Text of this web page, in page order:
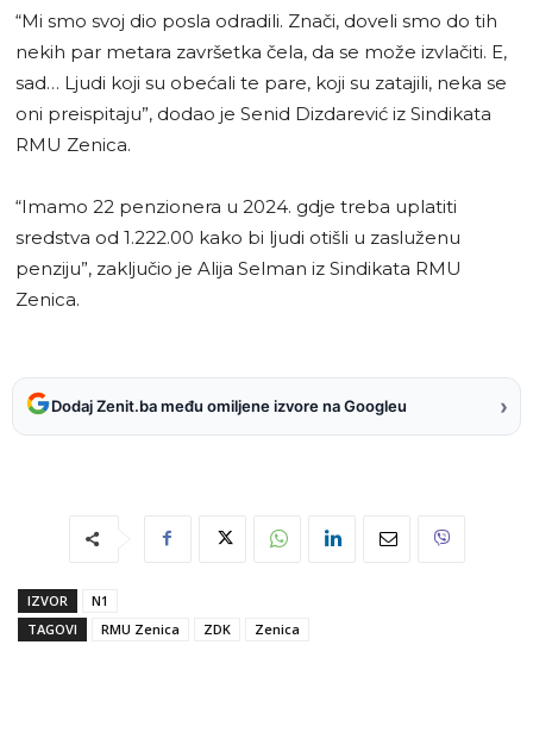
“Mi smo svoj dio posla odradili. Znači, doveli smo do tih
nekih par metara završetka čela, da se može izvlačiti. E,
sad… Ljudi koji su obećali te pare, koji su zatajili, neka se
oni preispitaju”, dodao je Senid Dizdarević iz Sindikata
RMU Zenica.
“Imamo 22 penzionera u 2024. gdje treba uplatiti
sredstva od 1.222.00 kako bi ljudi otišli u zasluženu
penziju”, zaključio je Alija Selman iz Sindikata RMU
Zenica.
Dodaj Zenit.ba među omiljene izvore na Googleu ›
IZVOR
N1
TAGOVI
RMU Zenica ZDK Zenica